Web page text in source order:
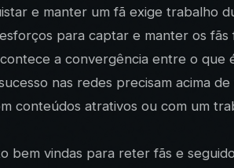
e manter um fã exige trabalho
para captar e manter os
a convergência entre o que
nas redes precisam acima
conteúdos atrativos ou com um
bem vindas para reter fãs e